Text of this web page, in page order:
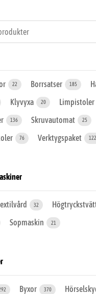
22 Borrsatser 185
Klyvyxa 20 Limpistoler
136 Skruvautomat 25
76 Verktygspaket 122
32
Sopmaskin 21
Byxor 370